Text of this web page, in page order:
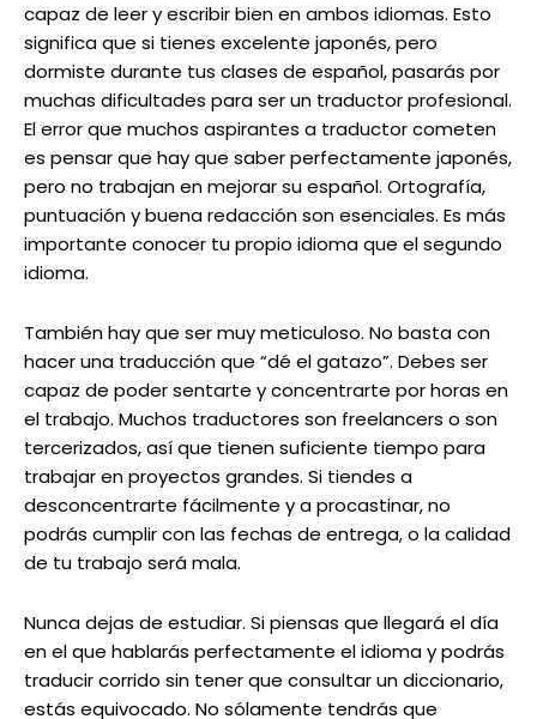
capaz de leer y escribir bien en ambos idiomas. Esto
significa que si tienes excelente japonés, pero
dormiste durante tus clases de español, pasarás por
muchas dificultades para ser un traductor profesional.
El error que muchos aspirantes a traductor cometen
es pensar que hay que saber perfectamente japonés,
pero no trabajan en mejorar su español. Ortografía,
puntuación y buena redacción son esenciales. Es más
importante conocer tu propio idioma que el segundo
idioma.
También hay que ser muy meticuloso. No basta con
hacer una traducción que “dé el gatazo”. Debes ser
capaz de poder sentarte y concentrarte por horas en
el trabajo. Muchos traductores son freelancers o son
tercerizados, así que tienen suficiente tiempo para
trabajar en proyectos grandes. Si tiendes a
desconcentrarte fácilmente y a procastinar, no
podrás cumplir con las fechas de entrega, o la calidad
de tu trabajo será mala.
Nunca dejas de estudiar. Si piensas que llegará el día
en el que hablarás perfectamente el idioma y podrás
traducir corrido sin tener que consultar un diccionario,
estás equivocado. No sólamente tendrás que